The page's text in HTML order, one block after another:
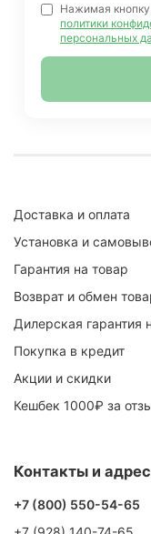
Нажимая
политики
персональных
Доставка и оплата
Установка и
Гарантия на товар
Возврат и обмен
Дилерская гарантия
Покупка в кредит
Акции и скидки
Кешбек 1000₽ за
Контакты и
+7 (800) 550-54-65